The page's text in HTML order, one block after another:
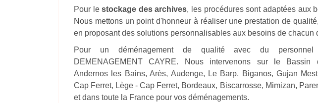
Pour lestockage des archives, les procédures sont adaptées aux
Nous mettons un point d'honneur à réaliser une prestation de
en proposant des solutions personnalisables aux besoins de chacun
Pour un déménagement de qualité avec du personnel
DEMENAGEMENT CAYRE. Nous intervenons sur le Bassin
Andernos les Bains, Arès, Audenge, Le Barp, Biganos, Gujan
Cap Ferret, Lège - Cap Ferret, Bordeaux, Biscarrosse, Mimizan,
et dans toute la France pour vos déménagements.